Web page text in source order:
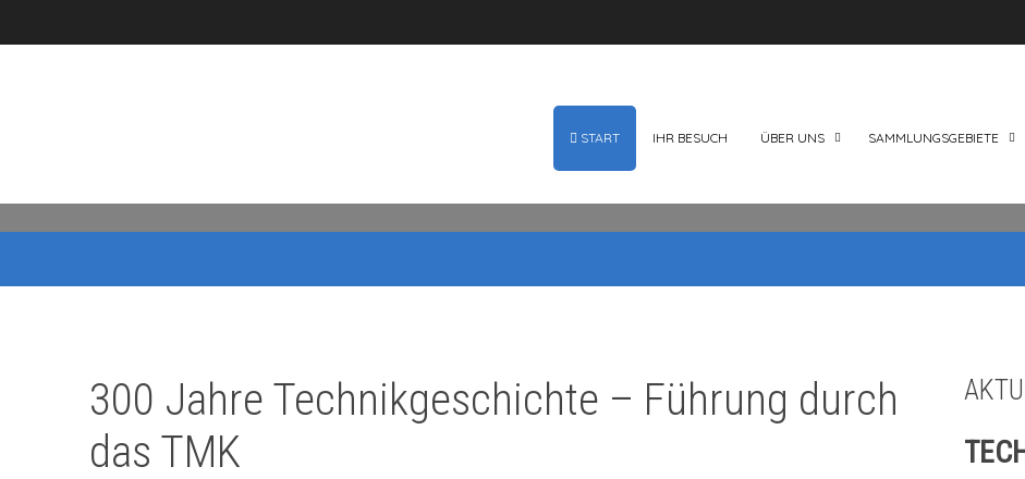
START IHR BESUCH ÜBER UNS SAMMLUNGSGEBIETE
300 Jahre Technikgeschichte – Führung durch
das TMK